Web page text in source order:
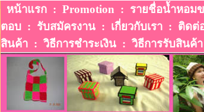
หน้าแรก : Promotion : รายชื่อน้ำหอม
ตอบ : รับสมัครงาน : เกี่ยวกับเรา : ติดต่
สินค้า :วิธีการชําระเงิน :วิธีการรับสินค้า